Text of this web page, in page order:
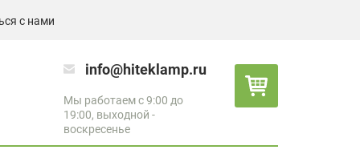
с нами
info@hiteklamp.ru
Мы работаем с 9:00 до
19:00, выходной -
воскресенье